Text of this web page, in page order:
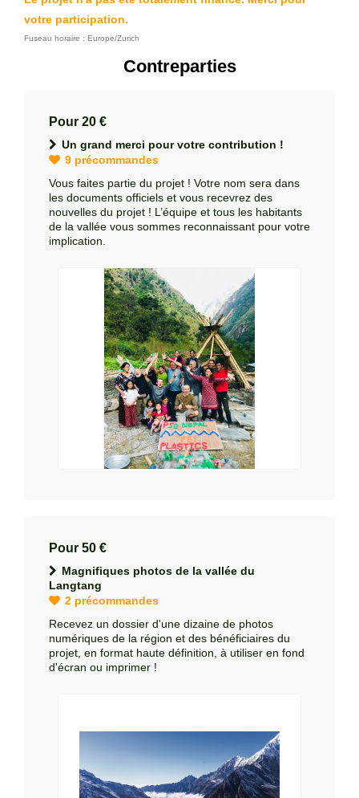
votre participation.
Fuseau horaire : Europe/Zurich
Contreparties
Pour 20 €
Un grand merci pour votre contribution !
9 précommandes
Vous faites partie du projet ! Votre nom sera dans
les documents officiels et vous recevrez des
nouvelles du projet ! L’équipe et tous les habitants
de la vallée vous sommes reconnaissant pour votre
implication.
Pour 50 €
Magnifiques photos de la vallée du
Langtang
2 précommandes
Recevez un dossier d'une dizaine de photos
numériques de la région et des bénéficiaires du
projet, en format haute définition, à utiliser en fond
d'écran ou imprimer !